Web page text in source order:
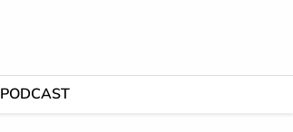
PODCAST